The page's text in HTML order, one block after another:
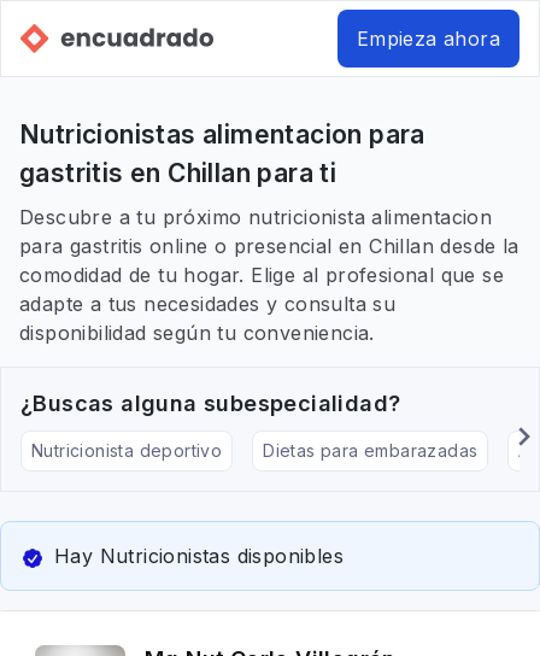
Empieza ahora
Nutricionistas alimentacion para
gastritis en Chillan para ti
Descubre a tu próximo nutricionista alimentacion
para gastritis online o presencial en Chillan desde la
comodidad de tu hogar. Elige al profesional que se
adapte a tus necesidades y consulta su
disponibilidad según tu conveniencia.
¿Buscas alguna subespecialidad?
Nutricionista deportivo Dietas para embarazadas
Hay Nutricionistas disponibles